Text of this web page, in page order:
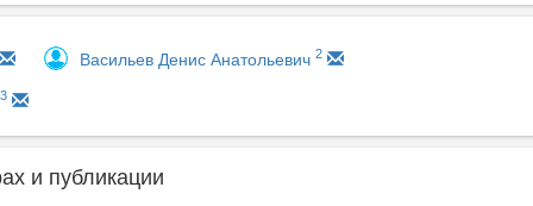
Васильев Денис Анатольевич 2
3
и публикации